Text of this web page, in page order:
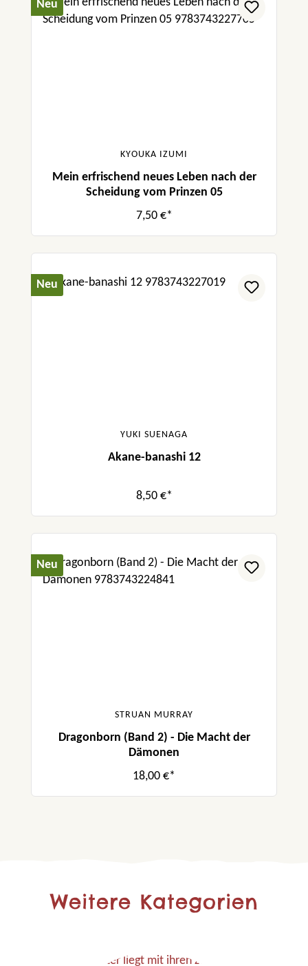
Neu
KYOUKA IZUMI
Mein erfrischend neues Leben nach der
Scheidung vom Prinzen 05
7,50 €*
Neu
YUKI SUENAGA
Akane-banashi 12
8,50 €*
Neu
STRUAN MURRAY
Dragonborn (Band 2) - Die Macht der
Dämonen
18,00 €*
Weitere Kategorien